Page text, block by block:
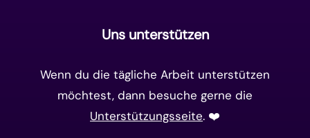
Uns unterstützen
Wenn du die tägliche Arbeit unterstützen
möchtest, dann besuche gerne die
Unterstützungsseite. ❤️️